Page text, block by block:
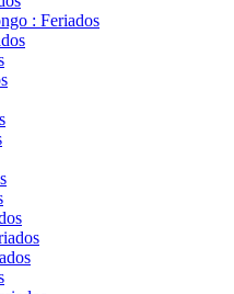
: Feriados